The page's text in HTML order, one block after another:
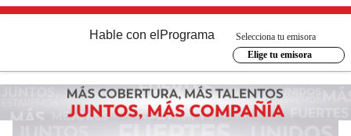
Hable con el Programa
Selecciona tu emisora
Elige tu emisora